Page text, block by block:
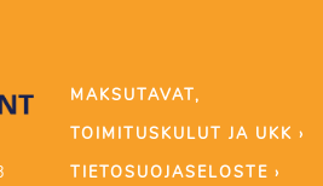
MAKSUTAVAT,
TOIMITUSKULUT JA UKK ›
TIETOSUOJASELOSTE ›